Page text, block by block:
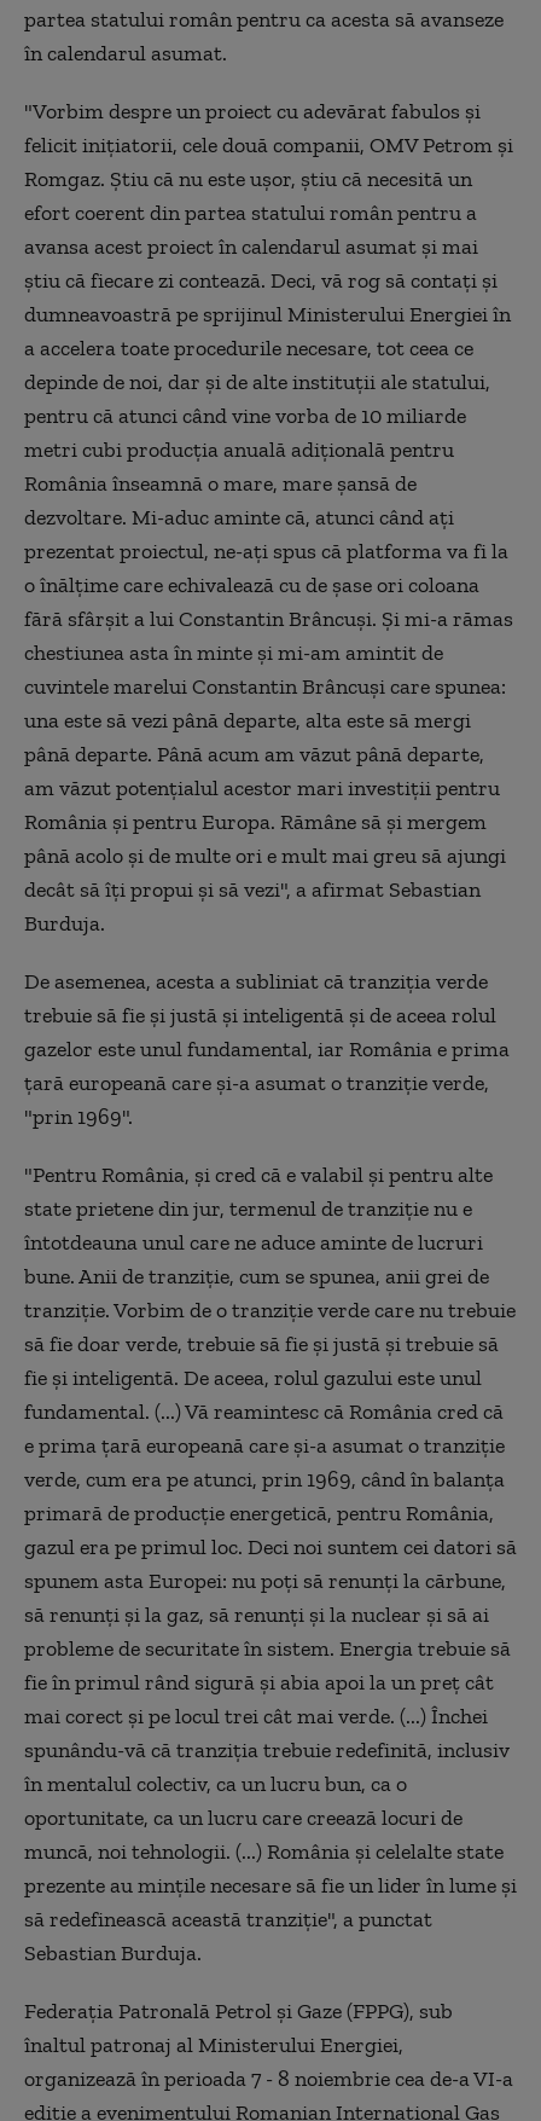
partea statului român pentru ca acesta să avanseze
în calendarul asumat.
"Vorbim despre un proiect cu adevărat fabulos şi
felicit iniţiatorii, cele două companii, OMV Petrom şi
Romgaz. Ştiu că nu este uşor, ştiu că necesită un
efort coerent din partea statului român pentru a
avansa acest proiect în calendarul asumat şi mai
ştiu că fiecare zi contează. Deci, vă rog să contaţi şi
dumneavoastră pe sprijinul Ministerului Energiei în
a accelera toate procedurile necesare, tot ceea ce
depinde de noi, dar şi de alte instituţii ale statului,
pentru că atunci când vine vorba de 10 miliarde
metri cubi producţia anuală adiţională pentru
România înseamnă o mare, mare şansă de
dezvoltare. Mi-aduc aminte că, atunci când aţi
prezentat proiectul, ne-aţi spus că platforma va fi la
o înălţime care echivalează cu de şase ori coloana
fără sfârşit a lui Constantin Brâncuşi. Şi mi-a rămas
chestiunea asta în minte şi mi-am amintit de
cuvintele marelui Constantin Brâncuşi care spunea:
una este să vezi până departe, alta este să mergi
până departe. Până acum am văzut până departe,
am văzut potenţialul acestor mari investiţii pentru
România şi pentru Europa. Rămâne să şi mergem
până acolo şi de multe ori e mult mai greu să ajungi
decât să îţi propui şi să vezi", a afirmat Sebastian
Burduja.
De asemenea, acesta a subliniat că tranziţia verde
trebuie să fie şi justă şi inteligentă şi de aceea rolul
gazelor este unul fundamental, iar România e prima
ţară europeană care şi-a asumat o tranziţie verde,
"prin 1969".
"Pentru România, şi cred că e valabil şi pentru alte
state prietene din jur, termenul de tranziţie nu e
întotdeauna unul care ne aduce aminte de lucruri
bune. Anii de tranziţie, cum se spunea, anii grei de
tranziţie. Vorbim de o tranziţie verde care nu trebuie
să fie doar verde, trebuie să fie şi justă şi trebuie să
fie şi inteligentă. De aceea, rolul gazului este unul
fundamental. (...) Vă reamintesc că România cred că
e prima ţară europeană care şi-a asumat o tranziţie
verde, cum era pe atunci, prin 1969, când în balanţa
primară de producţie energetică, pentru România,
gazul era pe primul loc. Deci noi suntem cei datori să
spunem asta Europei: nu poţi să renunţi la cărbune,
să renunţi şi la gaz, să renunţi şi la nuclear şi să ai
probleme de securitate în sistem. Energia trebuie să
fie în primul rând sigură şi abia apoi la un preţ cât
mai corect şi pe locul trei cât mai verde. (...) Închei
spunându-vă că tranziţia trebuie redefinită, inclusiv
în mentalul colectiv, ca un lucru bun, ca o
oportunitate, ca un lucru care creează locuri de
muncă, noi tehnologii. (...) România şi celelalte state
prezente au minţile necesare să fie un lider în lume şi
să redefinească această tranziţie", a punctat
Sebastian Burduja.
Federaţia Patronală Petrol şi Gaze (FPPG), sub
înaltul patronaj al Ministerului Energiei,
organizează în perioada 7 - 8 noiembrie cea de-a VI-a
ediţie a evenimentului Romanian International Gas